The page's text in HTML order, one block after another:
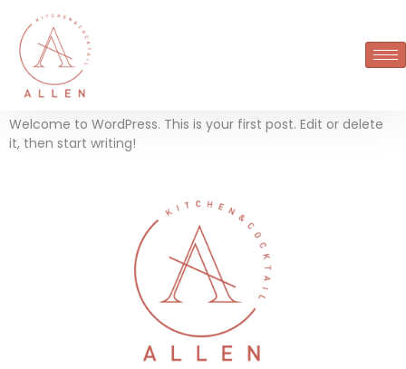
Kategori:
Hello world!
Welcome to WordPress. This is your first post. Edit or delete
it, then start writing!